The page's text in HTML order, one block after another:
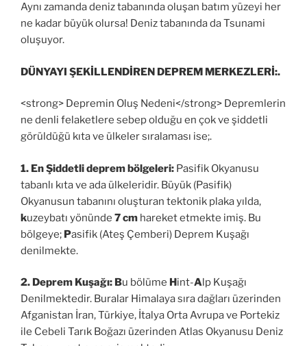
Aynı zamanda deniz tabanında oluşan batım yüzeyi her
ne kadar büyük olursa! Deniz tabanında da Tsunami
oluşuyor.
DÜNYAYI ŞEKİLLENDİREN DEPREM MERKEZLERİ:.
<strong> Depremin Oluş Nedeni</strong> Depremlerin
ne denli felaketlere sebep olduğu en çok ve şiddetli
görüldüğü kıta ve ülkeler sıralaması ise;.
1. En Şiddetli deprem bölgeleri: Pasifik Okyanusu
tabanlı kıta ve ada ülkeleridir. Büyük (Pasifik)
Okyanusun tabanını oluşturan tektonik plaka yılda,
kuzeybatı yönünde 7 cm hareket etmekte imiş. Bu
bölgeye; Pasifik (Ateş Çemberi) Deprem Kuşağı
denilmekte.
2. Deprem Kuşağı: Bu bölüme Hint-Alp Kuşağı
Denilmektedir. Buralar Himalaya sıra dağları üzerinden
Afganistan İran, Türkiye, İtalya Orta Avrupa ve Portekiz
ile Cebeli Tarık Boğazı üzerinden Atlas Okyanusu Deniz